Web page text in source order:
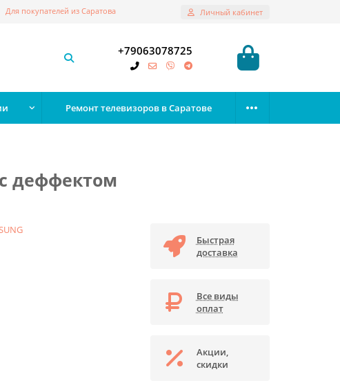
Для покупателей из Саратова Личный кабинет
+79063078725
Ремонт телевизоров в Саратове
с деффектом
Быстрая
доставка
Все виды
оплат
Акции,
скидки